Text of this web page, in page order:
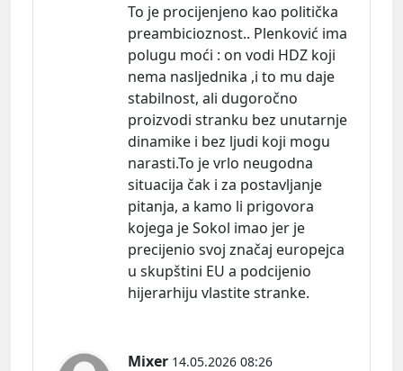
To je procijenjeno kao politička
preambicioznost.. Plenković ima
polugu moći : on vodi HDZ koji
nema nasljednika ,i to mu daje
stabilnost, ali dugoročno
proizvodi stranku bez unutarnje
dinamike i bez ljudi koji mogu
narasti.To je vrlo neugodna
situacija čak i za postavljanje
pitanja, a kamo li prigovora
kojega je Sokol imao jer je
precijenio svoj značaj europejca
u skupštini EU a podcijenio
hijerarhiju vlastite stranke.
Mixer 14.05.2026 08:26